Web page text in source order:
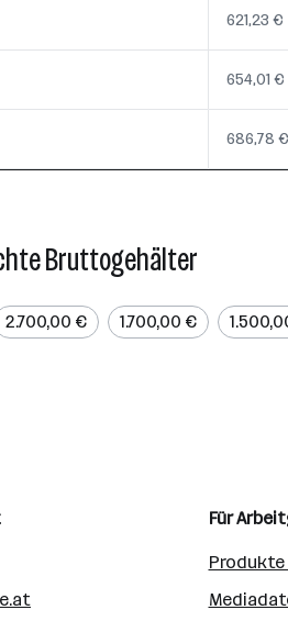
621,23 €
654,01 €
686,78 €
Bruttogehälter
2.700,00 € 1.700,00 €
Für
Produkte